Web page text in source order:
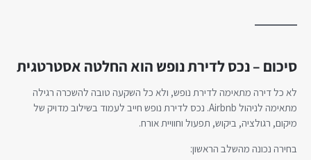
סיכום – נכס לדירת נופש הוא החלטה אסטרטגית
לא כל דירה מתאימה לדירת נופש, ולא כל השקעה טובה להשכרה רגילה
מתאימה לניהול Airbnb. נכס לדירת נופש חייב לעמוד בשילוב מדויק של
מיקום, רגולציה, ביקוש, תפעול וחוויית אורח.
בחירה נכונה מהשלב הראשון: